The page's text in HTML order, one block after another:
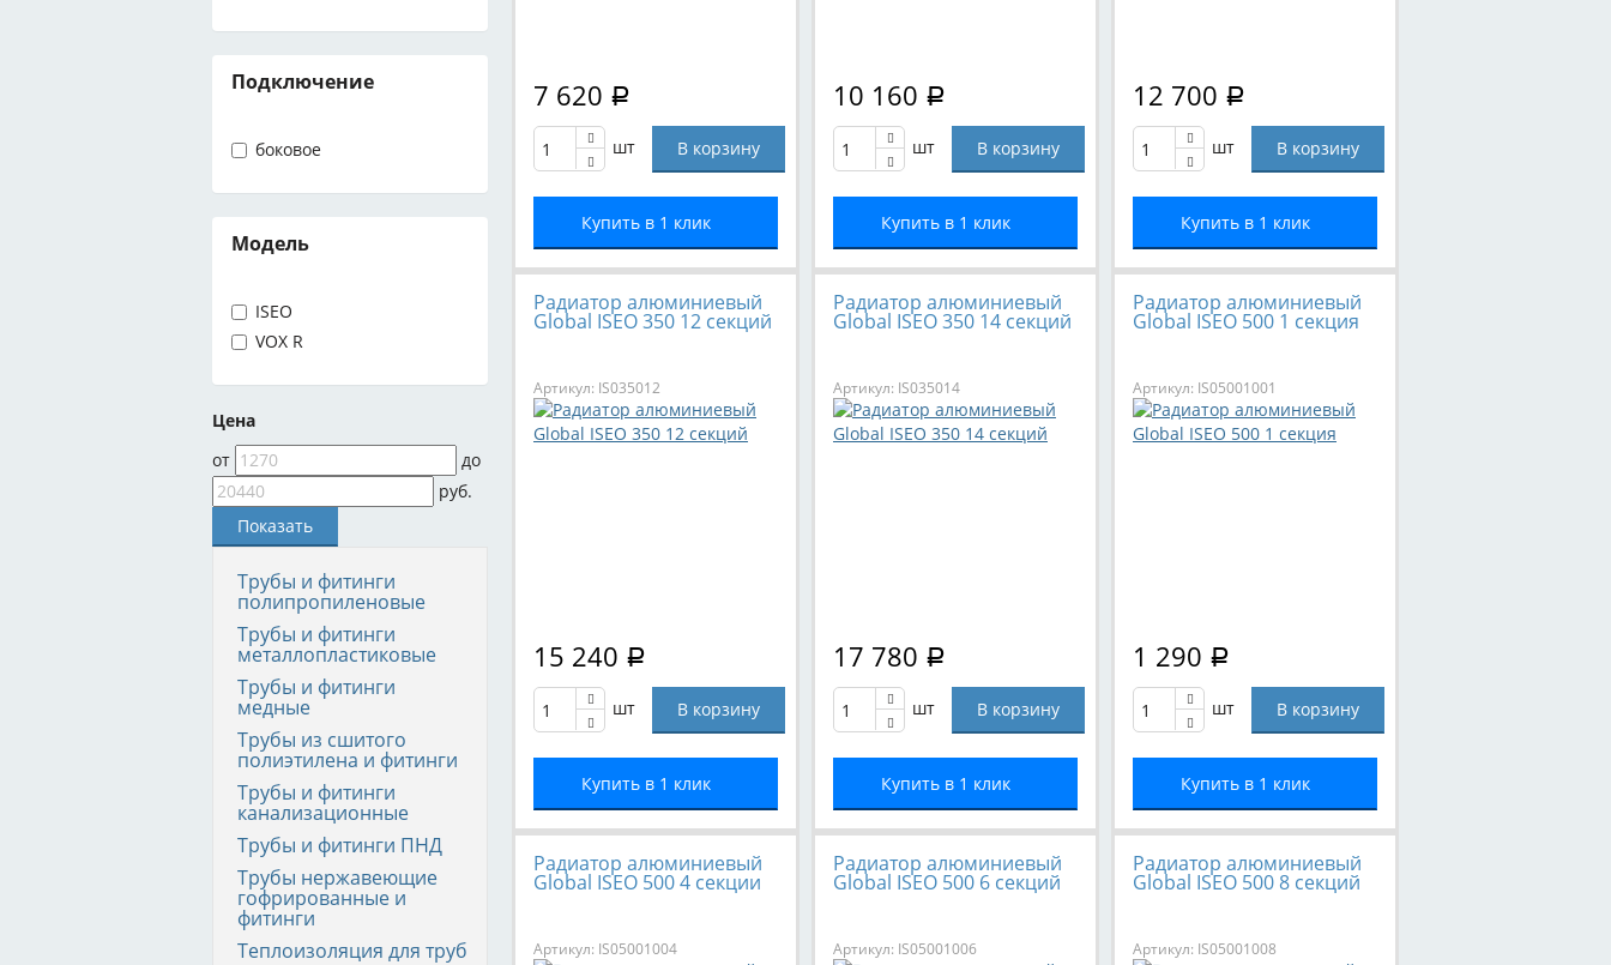
Подключение
боковое
Модель
ISEO
VOX R
Цена
от
до
руб.
Трубы и фитинги
полипропиленовые
Трубы и фитинги
металлопластиковые
Трубы и фитинги
медные
Трубы из сшитого
полиэтилена и фитинги
Трубы и фитинги
канализационные
Трубы и фитинги ПНД
Трубы нержавеющие
гофрированные и
фитинги
Теплоизоляция для труб
7 620 Р
шт
Купить в 1 клик
10 160 Р
шт
Купить в 1 клик
12 700 Р
шт
Купить в 1 клик
Радиатор алюминиевый
Global ISEO 350 12 секций
Артикул: IS035012
15 240 Р
шт
Купить в 1 клик
Радиатор алюминиевый
Global ISEO 350 14 секций
Артикул: IS035014
17 780 Р
шт
Купить в 1 клик
Радиатор алюминиевый
Global ISEO 500 1 секция
Артикул: IS05001001
1 290 Р
шт
Купить в 1 клик
Радиатор алюминиевый
Global ISEO 500 4 секции
Артикул: IS05001004
Радиатор алюминиевый
Global ISEO 500 6 секций
Артикул: IS05001006
Радиатор алюминиевый
Global ISEO 500 8 секций
Артикул: IS05001008